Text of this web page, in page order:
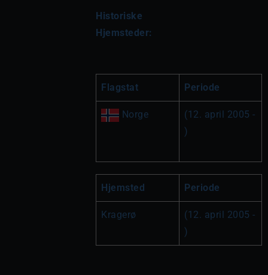
Historiske
Hjemsteder:
Flagstat Periode
Norge
(12. april 2005 -
)
Hjemsted Periode
Kragerø
(12. april 2005 -
)